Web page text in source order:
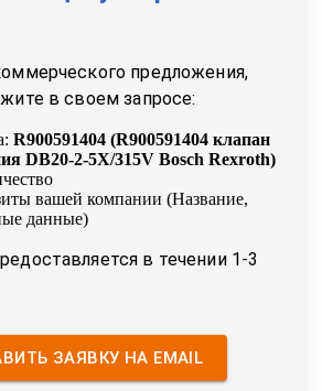
предложения,
в своем запросе:
R900591404 (R900591404 клапан
DB20-2-5X/315V Bosch Rexroth)
вашей компании (Название,
данные)
в течении 1-3
ЗАЯВКУ НА EMAIL